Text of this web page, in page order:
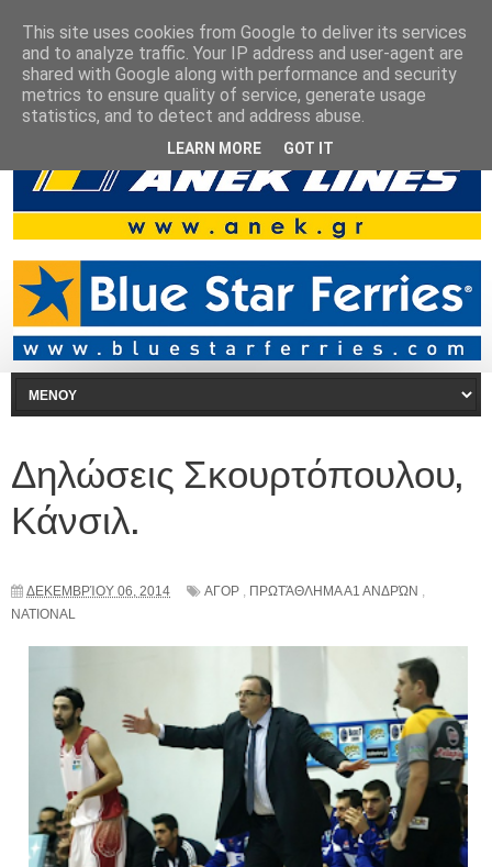
Δηλώσεις Σκουρτόπουλου,
Κάνσιλ.
ΔΕΚΕΜΒΡΊΟΥ 06, 2014 ΑΓΟΡ , ΠΡΩΤΆΘΛΗΜΑ Α1 ΑΝΔΡΏΝ ,
NATIONAL
This site uses cookies from Google to deliver its services
and to analyze traffic. Your IP address and user-agent are
shared with Google along with performance and security
metrics to ensure quality of service, generate usage
statistics, and to detect and address abuse.
LEARN MORE GOT IT